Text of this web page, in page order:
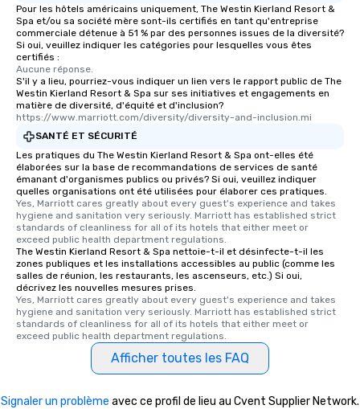
you to provide options that fit your
needs. Go for as Long or as Short as
You Like Along with flexible
scheduling, Lip Smacking Foodie
Tours also provides a range of tour
durations. Our shortest tour is about
2.5 hours; our longest is about 5
hours, with optional add-ons and
incentives.
Pour les hôtels américains uniquement, The Westin Kierland Resort &
Spa et/ou sa société mère sont-ils certifiés en tant qu'entreprise
commerciale détenue à 51 % par des personnes issues de la diversité?
Si oui, veuillez indiquer les catégories pour lesquelles vous êtes
certifiés :
Aucune réponse.
S'il y a lieu, pourriez-vous indiquer un lien vers le rapport public de The
Westin Kierland Resort & Spa sur ses initiatives et engagements en
matière de diversité, d'équité et d'inclusion?
https://www.marriott.com/diversity/diversity-and-inclusion.mi
SANTÉ ET SÉCURITÉ
Les pratiques du The Westin Kierland Resort & Spa ont-elles été
élaborées sur la base de recommandations de services de santé
émanant d'organismes publics ou privés? Si oui, veuillez indiquer
quelles organisations ont été utilisées pour élaborer ces pratiques.
Yes, Marriott cares greatly about every guest's experience and takes
hygiene and sanitation very seriously. Marriott has established strict
standards of cleanliness for all of its hotels that either meet or
exceed public health department regulations.
The Westin Kierland Resort & Spa nettoie-t-il et désinfecte-t-il les
zones publiques et les installations accessibles au public (comme les
salles de réunion, les restaurants, les ascenseurs, etc.) Si oui,
décrivez les nouvelles mesures prises.
Yes, Marriott cares greatly about every guest's experience and takes
hygiene and sanitation very seriously. Marriott has established strict
standards of cleanliness for all of its hotels that either meet or
exceed public health department regulations.
Afficher toutes les FAQ
Signaler un problème avec ce profil de lieu au Cvent Supplier Network.